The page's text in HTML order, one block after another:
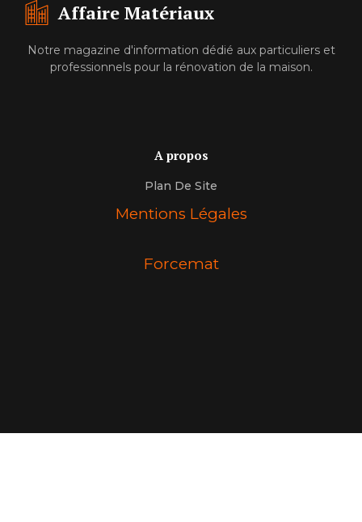
Affaire Matériaux
Notre magazine d'information dédié aux particuliers et
professionnels pour la rénovation de la maison.
A propos
Plan De Site
Mentions Légales
Forcemat